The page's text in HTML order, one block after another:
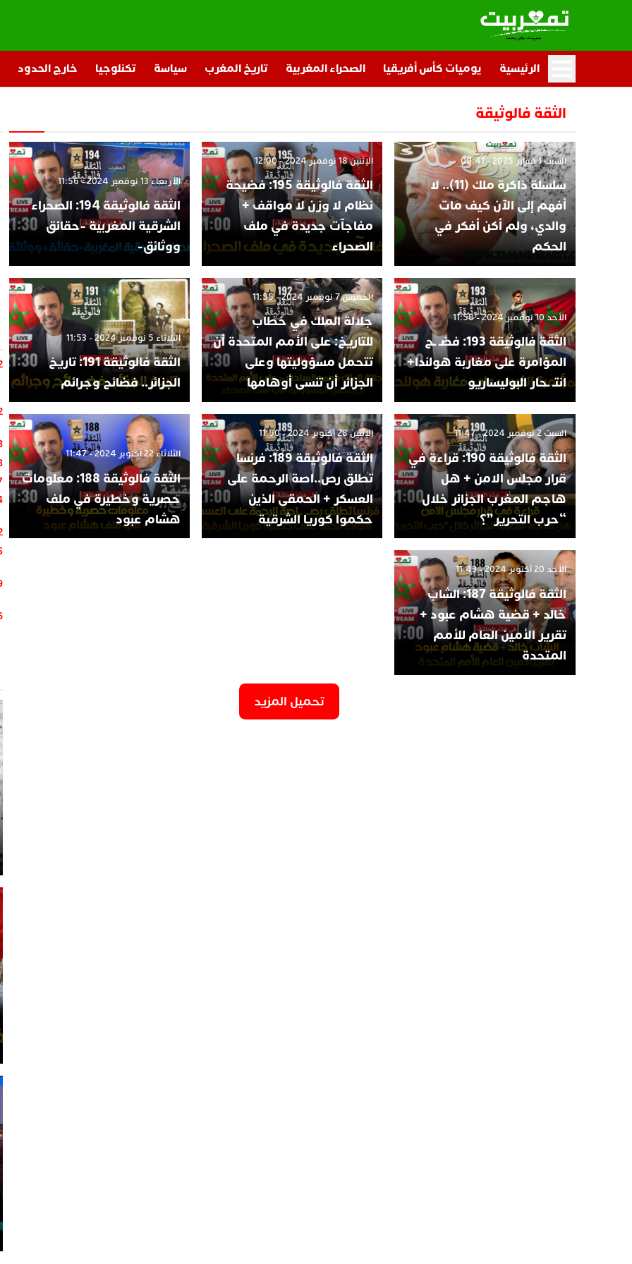
الرئيسية يوميات كأس أفريقيا الصحراء المغربية تاريخ المغرب سياسة تكنلوجيا خارج الحدود
الثقة فالوثيقة
السبت 1 فبراير 2025 - 09:41
سلسلة ذاكرة ملك (11).. لا
أفهم إلى الآن كيف مات
والدي، ولم أكن أفكر في
الحكم
الإثنين 18 نوفمبر 2024 - 12:00
الثقة فالوثيقة 195: فضيحة
نظام لا وزن لا مواقف +
مفاجآت جديدة في ملف
الصحراء
الأربعاء 13 نوفمبر 2024 - 11:56
الثقة فالوثيقة 194: الصحراء
الشرقية المغربية -حقائق
ووثائق-
الأحد 10 نوفمبر 2024 - 11:58
الثقة فالوثيقة 193: فضـ ـح
المؤامرة على مغاربة هولندا+
انتـ ـحار البوليساريو
الخميس 7 نوفمبر 2024 - 11:55
جلالة الملك في خطاب
للتاريخ: على الأمم المتحدة أن
تتحمل مسؤوليتها وعلى
الجزائر أن تنسى أوهامها
الثلاثاء 5 نوفمبر 2024 - 11:53
الثقة فالوثيقة 191: تاريخ
الجزائر.. فضائح وجرائم
السبت 2 نوفمبر 2024 - 11:47
الثقة فالوثيقة 190: قراءة في
قرار مجلس الامن + هل
هاجم المغرب الجزائر خلال
“حرب التحرير”؟
الإثنين 28 أكتوبر 2024 - 11:50
الثقة فالوثيقة 189: فرنسا
تطلق رص..اصة الرحمة على
العسكر + الحمقى الذين
حكموا كوريا الشرقية
الثلاثاء 22 أكتوبر 2024 - 11:47
الثقة فالوثيقة 188: معلومات
حصرية وخطيرة في ملف
هشام عبود
الأحد 20 أكتوبر 2024 - 11:43
الثقة فالوثيقة 187: الشاب
خالد + قضية هشام عبود +
تقرير الأمين العام للأمم
المتحدة
تحميل المزيد